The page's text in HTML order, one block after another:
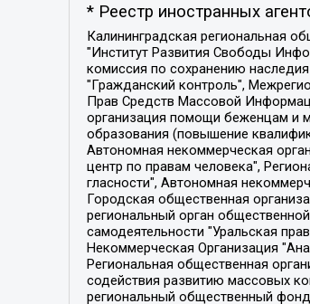
* Реестр иностранных
Калининградская региональная общественная организация "Экозащита!-Женсовет", Фонд содействия защите прав и свобод граждан "Общественный вердикт", Фонд "Институт Развития Свободы Информации", Частное учреждение "Информационное агентство МЕМО. РУ", Региональная общественная организация "Общественная комиссия по сохранению наследия академика Сахарова", Фонд поддержки свободы прессы, Санкт-Петербургская общественная правозащитная организация "Гражданский контроль", Межрегиональная общественная организация "Информационно-просветительский центр "Мемориал", Региональный Фонд "Центр Защиты Прав Средств Массовой Информации", с 05.12.2023 Фонд "Центр Защиты Прав Средств массовой информации", Региональная общественная благотворительная организация помощи беженцам и мигрантам "Гражданское содействие", Негосударственное образовательное учреждение дополнительного профессионального образования (повышение квалификации) специалистов "АКАДЕМИЯ ПО ПРАВАМ ЧЕЛОВЕКА", Свердловская региональная общественная организация "Сутяжник", Автономная некоммерческая организация "Центр независимых социологических исследований", Союз общественных объединений "Российский исследовательский центр по правам человека", Региональное общественное учреждение научно-информационный центр "МЕМОРИАЛ", Некоммерческая организация "Фонд защиты гласности", Автономная некоммерческая организация "Институт прав человека", Городская общественная организация "Екатеринбургское общество "МЕМОРИАЛ", Городская общественная организация "Рязанское историко-просветительское и правозащитное общество "Мемориал" (Рязанский Мемориал), Челябинский региональный орган общественной самодеятельности – женское общественное объединение "Женщины Евразии", Челябинский региональный орган общественной самодеятельности "Уральская правозащитная группа", Фонд содействия защите здоровья и социальной справедливости имени Андрея Рылькова, Автономная Некоммерческая Организация "Аналитический Центр Юрия Левады", Автономная некоммерческая организация социальной поддержки